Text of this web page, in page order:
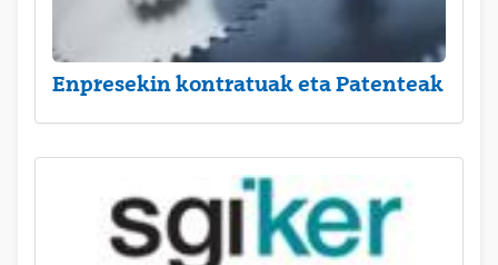
Enpresekin kontratuak eta Patenteak